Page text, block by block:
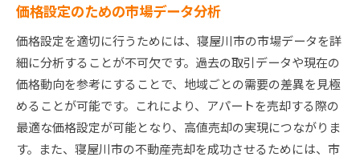
価格設定のための市場データ分析
価格設定を適切に行うためには、寝屋川市の市場データを詳
細に分析することが不可欠です。過去の取引データや現在の
価格動向を参考にすることで、地域ごとの需要の差異を見極
めることが可能です。これにより、アパートを売却する際の
最適な価格設定が可能となり、高値売却の実現につながりま
す。また、寝屋川市の不動産売却を成功させるためには、市